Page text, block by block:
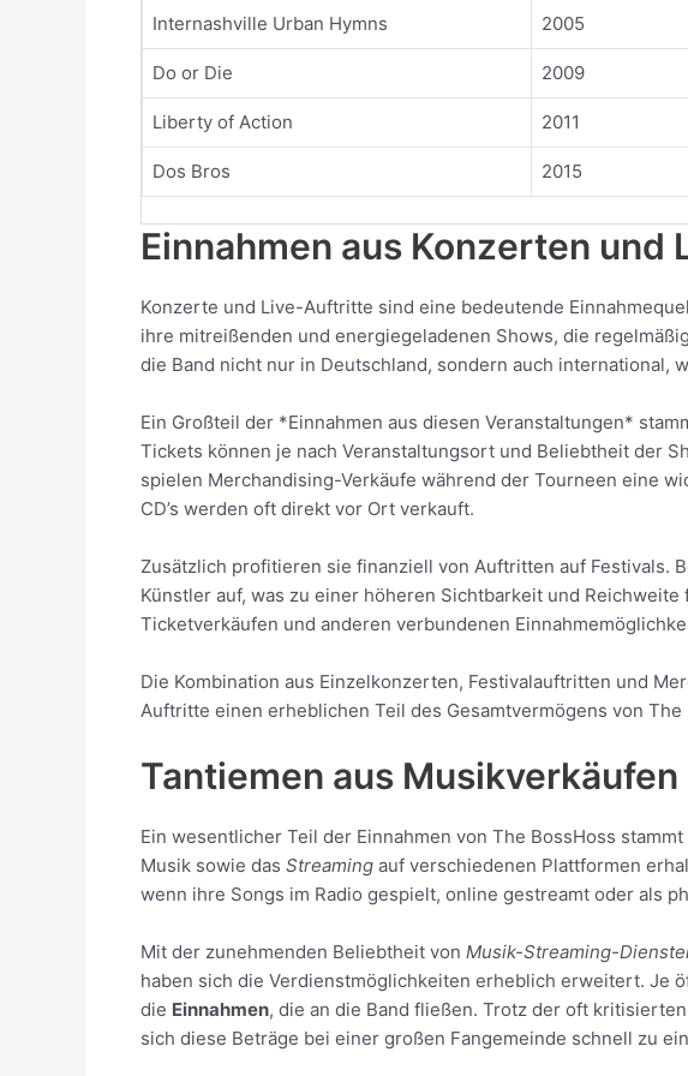
Internashville Urban Hymns 2005
Do or Die 2009
Liberty of Action 2011
Dos Bros 2015
Einnahmen aus Konzerten
Konzerte und Live-Auftritte sind eine bedeutende
ihre mitreißenden und energiegeladenen Shows, die
die Band nicht nur in Deutschland, sondern auch international,
Ein Großteil der *Einnahmen aus diesen Veranstaltungen*
Tickets können je nach Veranstaltungsort und Beliebtheit der
spielen Merchandising-Verkäufe während der Tourneen eine
CD’s werden oft direkt vor Ort verkauft.
Zusätzlich profitieren sie finanziell von Auftritten auf Festivals.
Künstler auf, was zu einer höheren Sichtbarkeit und
Ticketverkäufen und anderen verbundenen
Die Kombination aus Einzelkonzerten, Festivalauftritten und
Auftritte einen erheblichen Teil des Gesamtvermögens von The
Tantiemen aus
Ein wesentlicher Teil der Einnahmen von The BossHoss stammt
Musik sowie das Streaming auf verschiedenen Plattformen
wenn ihre Songs im Radio gespielt, online gestreamt oder als
Mit der zunehmenden Beliebtheit von Musik-Streaming-
haben sich die Verdienstmöglichkeiten erheblich erweitert. Je
die Einnahmen, die an die Band fließen. Trotz der oft
sich diese Beträge bei einer großen Fangemeinde schnell zu